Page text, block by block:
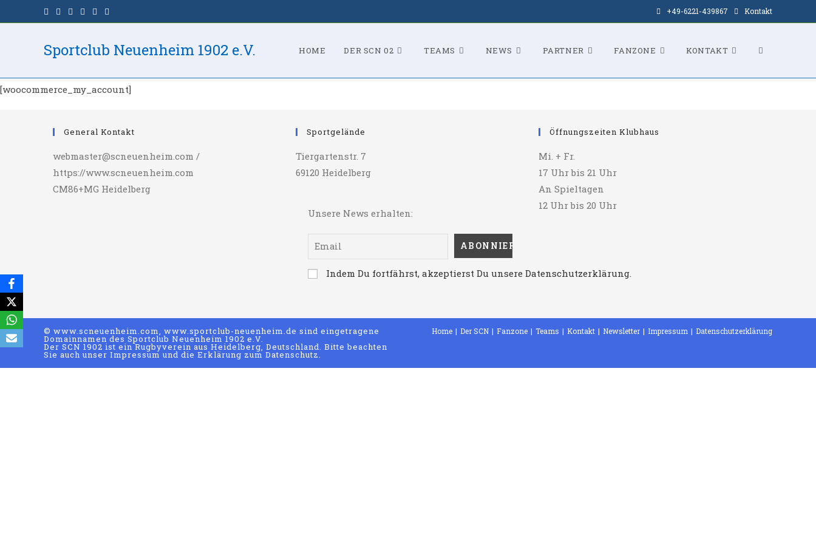
Inhalt
+49-6221-439867 Kontakt
Sportclub Neuenheim 1902 e.V. HOME DER SCN 02 TEAMS NEWS PARTNER FANZONE KONTAKT WEBSITE-
Mein Konto
>
[woocommerce_my_account]
General Kontakt
webmaster@scneuenheim.com /
https://www.scneuenheim.com
CM86+MG Heidelberg
Sportgelände
Tiergartenstr. 7
69120 Heidelberg
Unsere News erhalten:
Indem Du fortfährst, akzeptierst Du unsere Datenschutzerklärung.
Öffnungszeiten Klubhaus
Mi. + Fr.
17 Uhr bis 21 Uhr
An Spieltagen
12 Uhr bis 20 Uhr
Home Der SCN Fanzone Teams Kontakt Newsletter Impressum Datenschutzerklärung
© www.scneuenheim.com, www.sportclub-neuenheim.de sind eingetragene
Domainnamen des Sportclub Neuenheim 1902 e.V.
Der SCN 1902 ist ein Rugbyverein aus Heidelberg, Deutschland. Bitte beachten
Sie auch unser Impressum und die Erklärung zum Datenschutz.